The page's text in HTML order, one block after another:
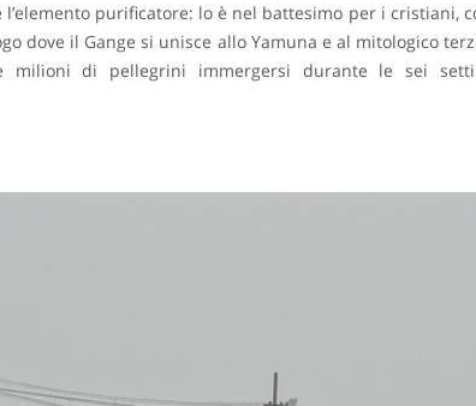
l’elemento purificatore: lo è nel battesimo per i
dove il Gange si unisce allo Yamuna e al mitologico
milioni di pellegrini immergersi durante le sei